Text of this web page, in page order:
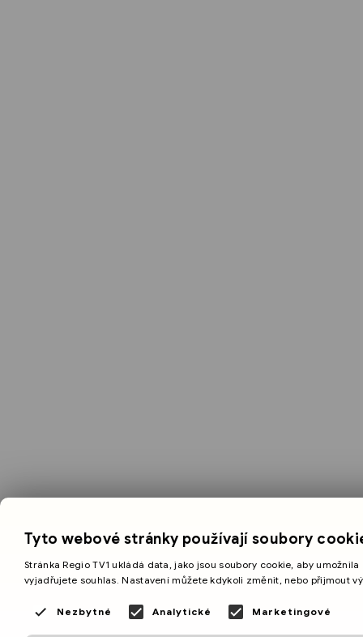
Tyto webové stránky používají soubory
Stránka Regio TV1 ukládá data, jako jsou soubory cookie, aby
vyjadřujete souhlas. Nastavení můžete kdykoli změnit, nebo přijmout
Nezbytné Analytické Marketingové